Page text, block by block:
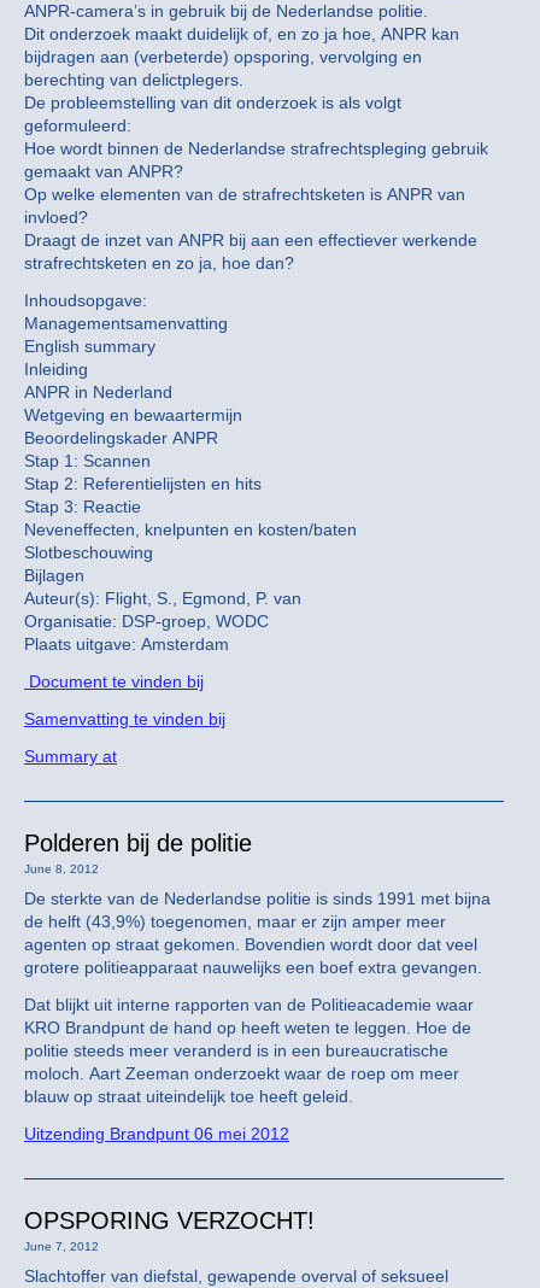
ANPR-camera’s in gebruik bij de Nederlandse politie.
Dit onderzoek maakt duidelijk of, en zo ja hoe, ANPR kan
bijdragen aan (verbeterde) opsporing, vervolging en
berechting van delictplegers.
De probleemstelling van dit onderzoek is als volgt
geformuleerd:
Hoe wordt binnen de Nederlandse strafrechtspleging gebruik
gemaakt van ANPR?
Op welke elementen van de strafrechtsketen is ANPR van
invloed?
Draagt de inzet van ANPR bij aan een effectiever werkende
strafrechtsketen en zo ja, hoe dan?
Inhoudsopgave:
Managementsamenvatting
English summary
Inleiding
ANPR in Nederland
Wetgeving en bewaartermijn
Beoordelingskader ANPR
Stap 1: Scannen
Stap 2: Referentielijsten en hits
Stap 3: Reactie
Neveneffecten, knelpunten en kosten/baten
Slotbeschouwing
Bijlagen
Auteur(s): Flight, S., Egmond, P. van
Organisatie: DSP-groep, WODC
Plaats uitgave: Amsterdam
Document te vinden bij
Samenvatting te vinden bij
Summary at
Polderen bij de politie
June 8, 2012
De sterkte van de Nederlandse politie is sinds 1991 met bijna
de helft (43,9%) toegenomen, maar er zijn amper meer
agenten op straat gekomen. Bovendien wordt door dat veel
grotere politieapparaat nauwelijks een boef extra gevangen.
Dat blijkt uit interne rapporten van de Politieacademie waar
KRO Brandpunt de hand op heeft weten te leggen. Hoe de
politie steeds meer veranderd is in een bureaucratische
moloch. Aart Zeeman onderzoekt waar de roep om meer
blauw op straat uiteindelijk toe heeft geleid.
Uitzending Brandpunt 06 mei 2012
OPSPORING VERZOCHT!
June 7, 2012
Slachtoffer van diefstal, gewapende overval of seksueel